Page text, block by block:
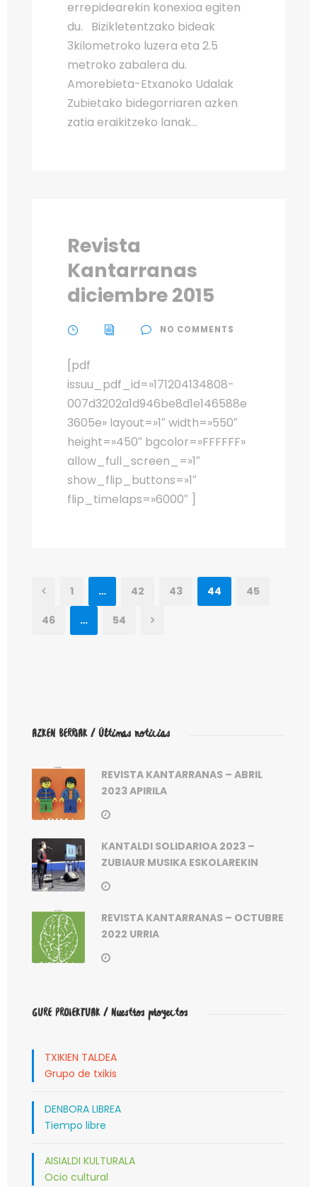
errepidearekin konexioa egiten
du. Bizikletentzako bideak
3kilometroko luzera eta 2.5
metroko zabalera du.
Amorebieta-Etxanoko Udalak
Zubietako bidegorriaren azken
zatia eraikitzeko lanak...
Revista
Kantarranas
diciembre 2015
NO COMMENTS
[pdf
issuu_pdf_id=»171204134808-
007d3202a1d946be8d1e146588e
3605e» layout=»1″ width=»550″
height=»450″ bgcolor=»FFFFFF»
allow_full_screen_=»1″
show_flip_buttons=»1″
flip_timelaps=»6000″ ]
1 … 42 43 44 45
46 … 54
AZKEN BERRIAK / Últimas noticias
REVISTA KANTARRANAS – ABRIL
2023 APIRILA
KANTALDI SOLIDARIOA 2023 –
ZUBIAUR MUSIKA ESKOLAREKIN
REVISTA KANTARRANAS – OCTUBRE
2022 URRIA
GURE PROIEKTUAK / Nuestros proyectos
TXIKIEN TALDEA
Grupo de txikis
DENBORA LIBREA
Tiempo libre
AISIALDI KULTURALA
Ocio cultural